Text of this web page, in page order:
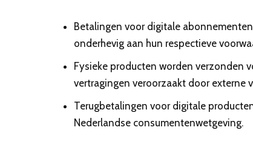
Betalingen voor digitale
onderhevig aan hun respectieve
Fysieke producten worden verzonden
vertragingen veroorzaakt door externe
Terugbetalingen voor digitale
Nederlandse consumentenwetgeving.